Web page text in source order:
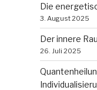
Die
3. August 2025
Der innere
26. Juli 2025